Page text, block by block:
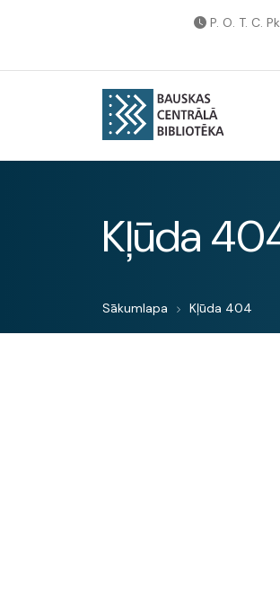
P. O. T. C.
Kļūda
Sākumlapa Kļūda 404